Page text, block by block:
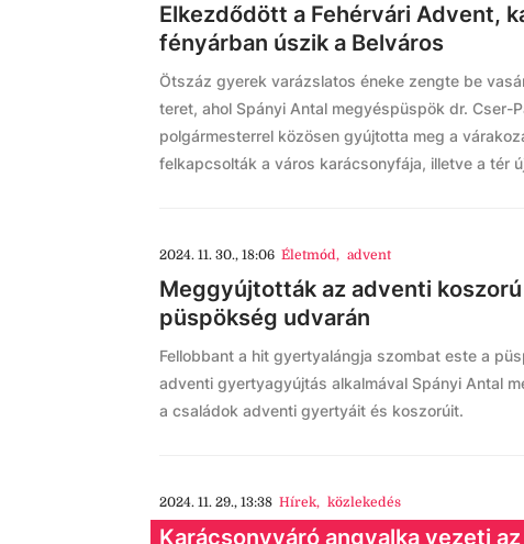
Elkezdődött a Fehérvári Advent,
fényárban úszik a Belváros
Ötszáz gyerek varázslatos éneke zengte be
teret, ahol Spányi Antal megyéspüspök dr. Cser-
polgármesterrel közösen gyújtotta meg a
felkapcsolták a város karácsonyfája, illetve a tér
2024. 11. 30., 18:06 Életmód, advent
Meggyújtották az adventi
püspökség udvarán
Fellobbant a hit gyertyalángja szombat este a
adventi gyertyagyújtás alkalmával Spányi Antal
a családok adventi gyertyáit és koszorúit.
2024. 11. 29., 13:38 Hírek, közlekedés
Karácsonyváró angyalka vezeti